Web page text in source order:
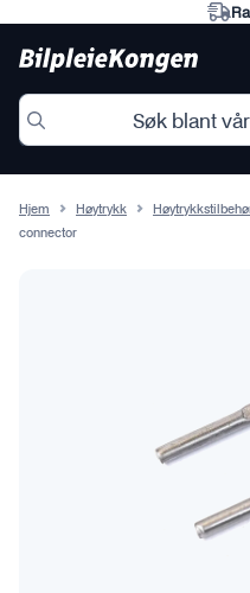
Hjem Høytrykk
connector